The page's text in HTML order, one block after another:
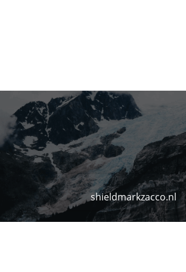
shieldmarkzacco.nl